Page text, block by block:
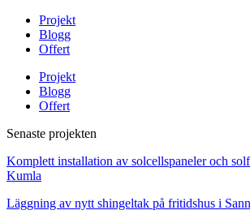
Projekt
Blogg
Offert
Projekt
Blogg
Offert
Senaste projekten
Komplett installation av solcellspaneler och
Kumla
Läggning av nytt shingeltak på fritidshus i